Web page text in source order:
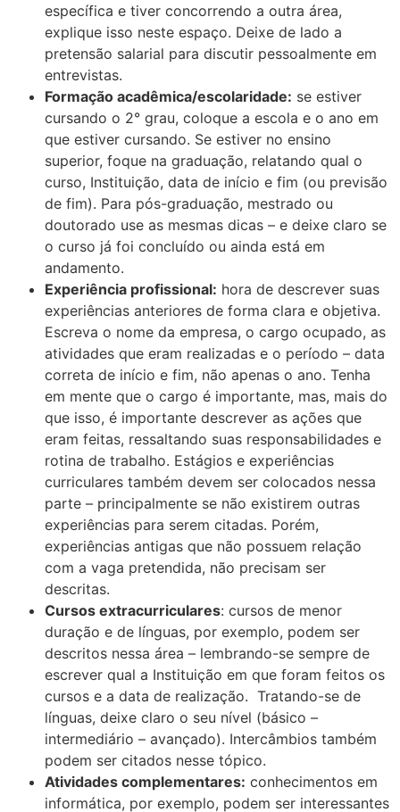
específica e tiver concorrendo a outra área,
explique isso neste espaço. Deixe de lado a
pretensão salarial para discutir pessoalmente em
entrevistas.
Formação acadêmica/escolaridade: se estiver
cursando o 2° grau, coloque a escola e o ano em
que estiver cursando. Se estiver no ensino
superior, foque na graduação, relatando qual o
curso, Instituição, data de início e fim (ou previsão
de fim). Para pós-graduação, mestrado ou
doutorado use as mesmas dicas – e deixe claro se
o curso já foi concluído ou ainda está em
andamento.
Experiência profissional: hora de descrever suas
experiências anteriores de forma clara e objetiva.
Escreva o nome da empresa, o cargo ocupado, as
atividades que eram realizadas e o período – data
correta de início e fim, não apenas o ano. Tenha
em mente que o cargo é importante, mas, mais do
que isso, é importante descrever as ações que
eram feitas, ressaltando suas responsabilidades e
rotina de trabalho. Estágios e experiências
curriculares também devem ser colocados nessa
parte – principalmente se não existirem outras
experiências para serem citadas. Porém,
experiências antigas que não possuem relação
com a vaga pretendida, não precisam ser
descritas.
Cursos extracurriculares: cursos de menor
duração e de línguas, por exemplo, podem ser
descritos nessa área – lembrando-se sempre de
escrever qual a Instituição em que foram feitos os
cursos e a data de realização. Tratando-se de
línguas, deixe claro o seu nível (básico –
intermediário – avançado). Intercâmbios também
podem ser citados nesse tópico.
Atividades complementares: conhecimentos em
informática, por exemplo, podem ser interessantes